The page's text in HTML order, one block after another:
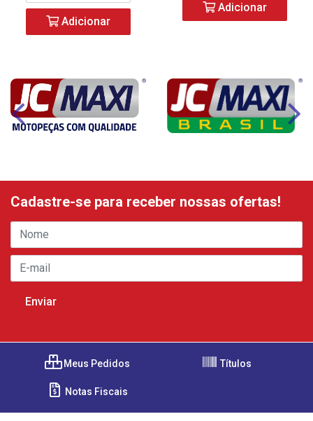
Adicionar
Adicionar
Cadastre-se para receber nossas ofertas!
Meus Pedidos Títulos
Notas Fiscais